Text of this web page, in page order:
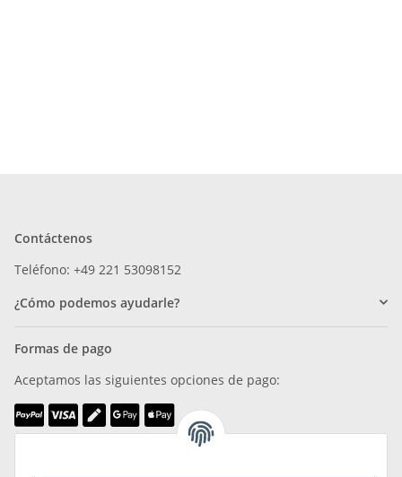
Contáctenos
Teléfono: +49 221 53098152
¿Cómo podemos ayudarle?
Formas de pago
Aceptamos las siguientes opciones de pago: